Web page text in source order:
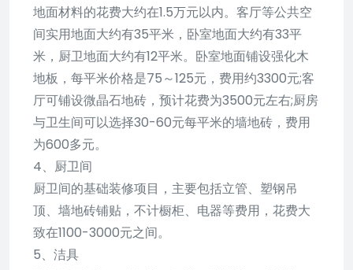
地面材料的花费大约在1.5万元以内。客厅等公共空
间实用地面大约有35平米，卧室地面大约有33平
米，厨卫地面大约有12平米。卧室地面铺设强化木
地板，每平米价格是75～125元，费用约3300元;客
厅可铺设微晶石地砖，预计花费为3500元左右;厨房
与卫生间可以选择30-60元每平米的墙地砖，费用
为600多元。
4、厨卫间
厨卫间的基础装修项目，主要包括立管、塑钢吊
顶、墙地砖铺贴，不计橱柜、电器等费用，花费大
致在1100-3000元之间。
5、洁具